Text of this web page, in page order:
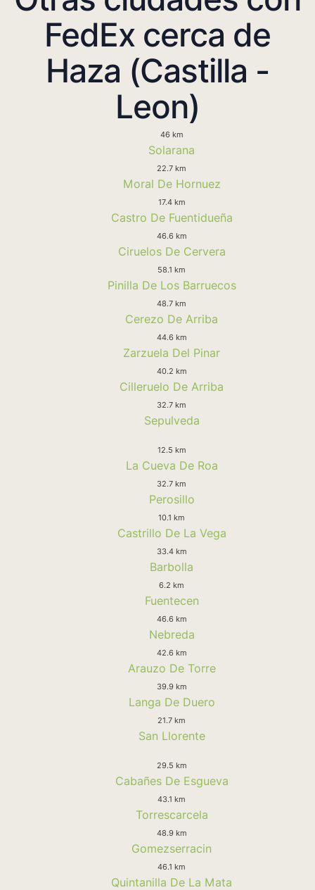
FedEx cerca de
Haza (Castilla -
Leon)
46 km
Solarana
22.7 km
Moral De Hornuez
17.4 km
Castro De Fuentidueña
46.6 km
Ciruelos De Cervera
58.1 km
Pinilla De Los Barruecos
48.7 km
Cerezo De Arriba
44.6 km
Zarzuela Del Pinar
40.2 km
Cilleruelo De Arriba
32.7 km
Sepulveda
12.5 km
La Cueva De Roa
32.7 km
Perosillo
10.1 km
Castrillo De La Vega
33.4 km
Barbolla
6.2 km
Fuentecen
46.6 km
Nebreda
42.6 km
Arauzo De Torre
39.9 km
Langa De Duero
21.7 km
San Llorente
29.5 km
Cabañes De Esgueva
43.1 km
Torrescarcela
48.9 km
Gomezserracin
46.1 km
Quintanilla De La Mata